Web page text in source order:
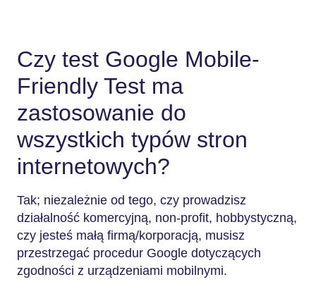
Czy test Google Mobile-
Friendly Test ma
zastosowanie do
wszystkich typów stron
internetowych?
Tak; niezależnie od tego, czy prowadzisz
działalność komercyjną, non-profit, hobbystyczną,
czy jesteś małą firmą/korporacją, musisz
przestrzegać procedur Google dotyczących
zgodności z urządzeniami mobilnymi.